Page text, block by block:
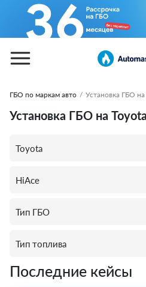
ГБО по маркам авто / Установка ГБО
Установка ГБО на
Последние кейсы